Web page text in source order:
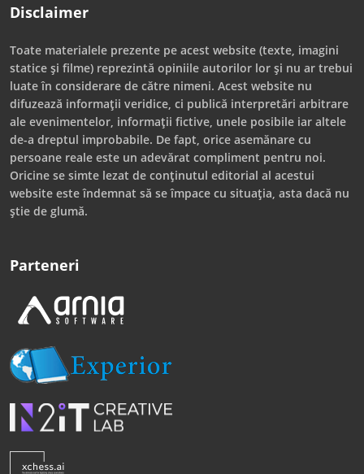
Disclaimer
Toate materialele prezente pe acest website (texte, imagini
statice și filme) reprezintă opiniile autorilor lor și nu ar trebui
luate în considerare de către nimeni. Acest website nu
difuzează informații veridice, ci publică interpretări arbitrare
ale evenimentelor, informații fictive, unele posibile iar altele
de-a dreptul improbabile. De fapt, orice asemănare cu
persoane reale este un adevărat compliment pentru noi.
Oricine se simte lezat de conținutul editorial al acestui
website este îndemnat să se împace cu situația, asta dacă nu
știe de glumă.
Parteneri